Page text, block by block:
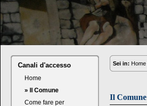
Canali d'accesso
Home
» Il Comune
Come fare per
Sei in: Home
Il Comune